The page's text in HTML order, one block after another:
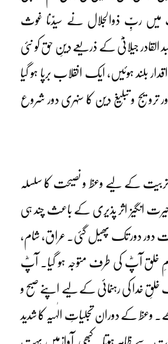
میں ربِّ ذوالجلال نے سیدّنا غوث
القادر جیلانیؓ کے ذریعے دینِ حق کو نئی
بلند ہوئیں، ایک انقلاب برپا ہو گیا
ترویج و تبلیغ دین کا سنہری دور شروع
کے لیے وعظ و نصیحت کا سلسلہ
انگیز اثر پذیری کے باعث چند ہی
دور دور تک پھیل گئی۔ عراق، شام،
خلق آپؓ کی طرف متوجہ ہو گیا۔ آپؓ
خدا کی رہنمائی کے لیے اپنے صبح و
کے دوران تجلیاتِ الٰہیہ کا شدید
سے ظاہر ہوتا۔ کبھی آوازمیں بہت